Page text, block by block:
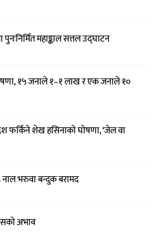
महाङ्काल सत्तल उद्घाटन
१५ जनाले १–१ लाख र एक जनाले १०
फर्किने शेख हसिनाको घोषणा, ‘जेल वा
भरुवा बन्दुक बरामद
अभाव